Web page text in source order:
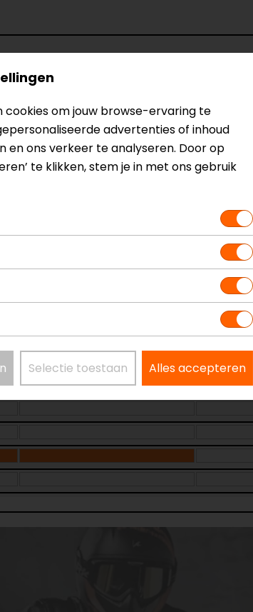
en de service van
maar dat viel uiteindelijk erg mee. Ik
maat!
cookies om jouw browse-ervaring te
advertenties of inhoud
en ons verkeer te analyseren. Door op
te klikken, stem je in met ons gebruik
Selectie toestaan Alles accepteren